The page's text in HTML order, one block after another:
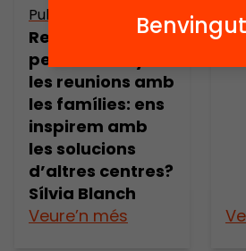
Publicació
Recomanacions
per redissenyar
les reunions amb
les famílies: ens
inspirem amb
les solucions
d’altres centres?
Sílvia Blanch
Veure’n més